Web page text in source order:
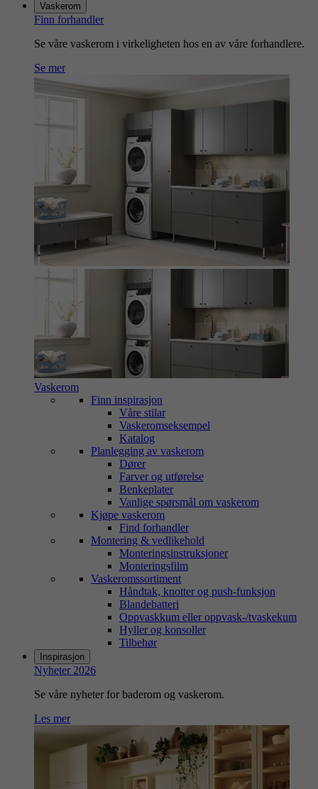
Vaskerom
Finn forhandler
Se våre vaskerom i virkeligheten hos en av våre forhandlere.
Se mer
Vaskerom
Finn inspirasjon
Våre stilar
Vaskeromseksempel
Katalog
Planlegging av vaskerom
Dører
Farver og utførelse
Benkeplater
Vanlige spørsmål om vaskerom
Kjøpe vaskerom
Find forhandler
Montering & vedlikehold
Monteringsinstruksjoner
Monteringsfilm
Vaskeromssortiment
Håndtak, knotter og push-funksjon
Blandebatteri
Oppvaskkum eller oppvask-/tvaskekum
Hyller og konsoller
Tilbehør
Inspirasjon
Nyheter 2026
Se våre nyheter for baderom og vaskerom.
Les mer